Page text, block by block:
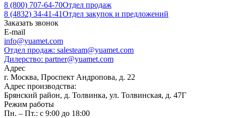
8 (800) 707-64-70Отдел продаж
8 (4832) 34-41-41Отдел закупок и предложений
Заказать звонок
E-mail
info@yuamet.com
Отдел продаж: salesteam@yuamet.com
Дилерство: partner@yuamet.com
Адрес
г. Москва, Проспект Андропова, д. 22
Адрес производства:
Брянский район, д. Толвинка, ул. Толвинская, д. 47Г
Режим работы
Пн. – Пт.: с 9:00 до 18:00